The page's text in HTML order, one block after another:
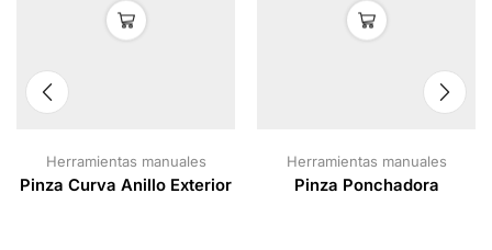
Herramientas manuales
Pinza Curva Anillo Exterior
Herramientas manuales
Pinza Ponchadora